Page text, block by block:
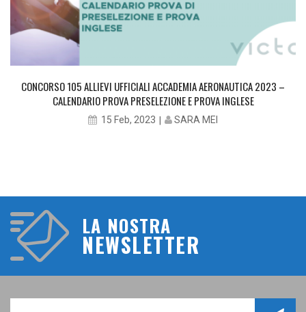
CONCORSO 105 ALLIEVI UFFICIALI ACCADEMIA AERONAUTICA 2023 –
CALENDARIO PROVA PRESELEZIONE E PROVA INGLESE
15 Feb, 2023 SARA MEI
LA NOSTRA
NEWSLETTER